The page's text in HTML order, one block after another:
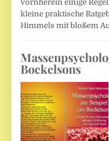
vornherein einige
kleine praktische
Himmels mit bloßem
Bockelsons